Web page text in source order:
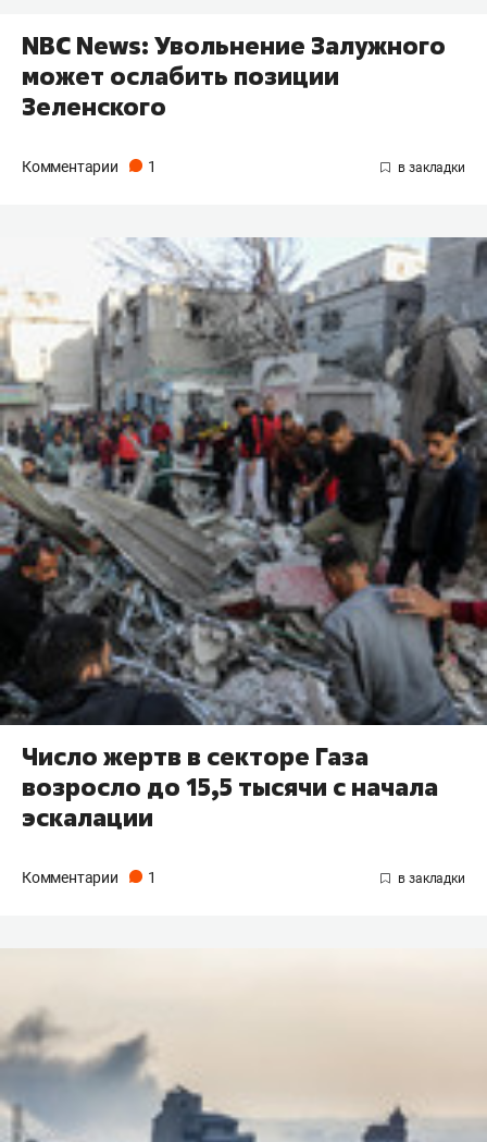
NBC News: Увольнение Залужного
может ослабить позиции
Зеленского
Комментарии 1
Число жертв в секторе Газа
возросло до 15,5 тысячи с начала
эскалации
Комментарии 1